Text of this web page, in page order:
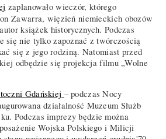
zaplanowało wieczór, którego
Zawarra, więzień niemieckich obozów
książek historycznych. Podczas
się nie tylko zapoznać z twórczością
się z jego rodziną. Natomiast przed
odbędzie się projekcja filmu „Wolne
Gdańskiej – podczas Nocy
działalność Muzeum Służb
Podczas imprezy będzie można
Wojska Polskiego i Milicji